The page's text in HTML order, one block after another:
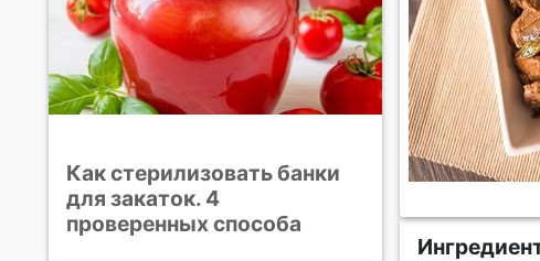
Как стерилизовать банки
для закаток. 4
проверенных способа